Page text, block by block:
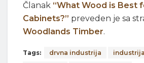
Članak “What Wood is Best
Cabinets?” preveden je sa
Woodlands Timber.
Tags: drvna industrija